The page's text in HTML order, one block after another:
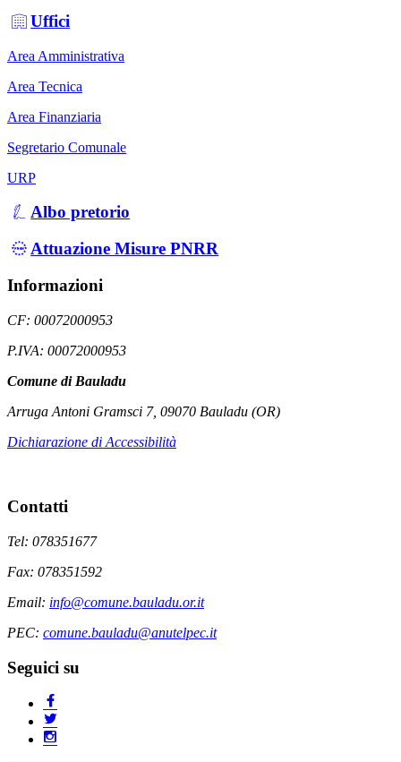
Uffici
Area Amministrativa
Area Tecnica
Area Finanziaria
Segretario Comunale
URP
Albo pretorio
Attuazione Misure PNRR
Informazioni
CF: 00072000953
P.IVA: 00072000953
Comune di Bauladu
Arruga Antoni Gramsci 7, 09070 Bauladu (OR)
Dichiarazione di Accessibilità
Contatti
Tel: 078351677
Fax: 078351592
Email: info@comune.bauladu.or.it
PEC: comune.bauladu@anutelpec.it
Seguici su